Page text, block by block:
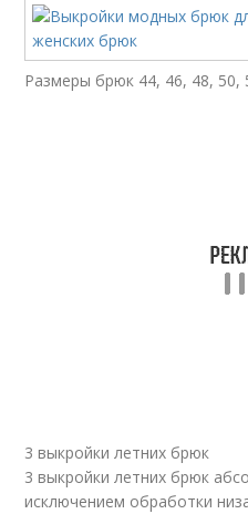
Размеры брюк 44, 46, 48, 50,
3 выкройки летних брюк
3 выкройки летних брюк
исключением обработки